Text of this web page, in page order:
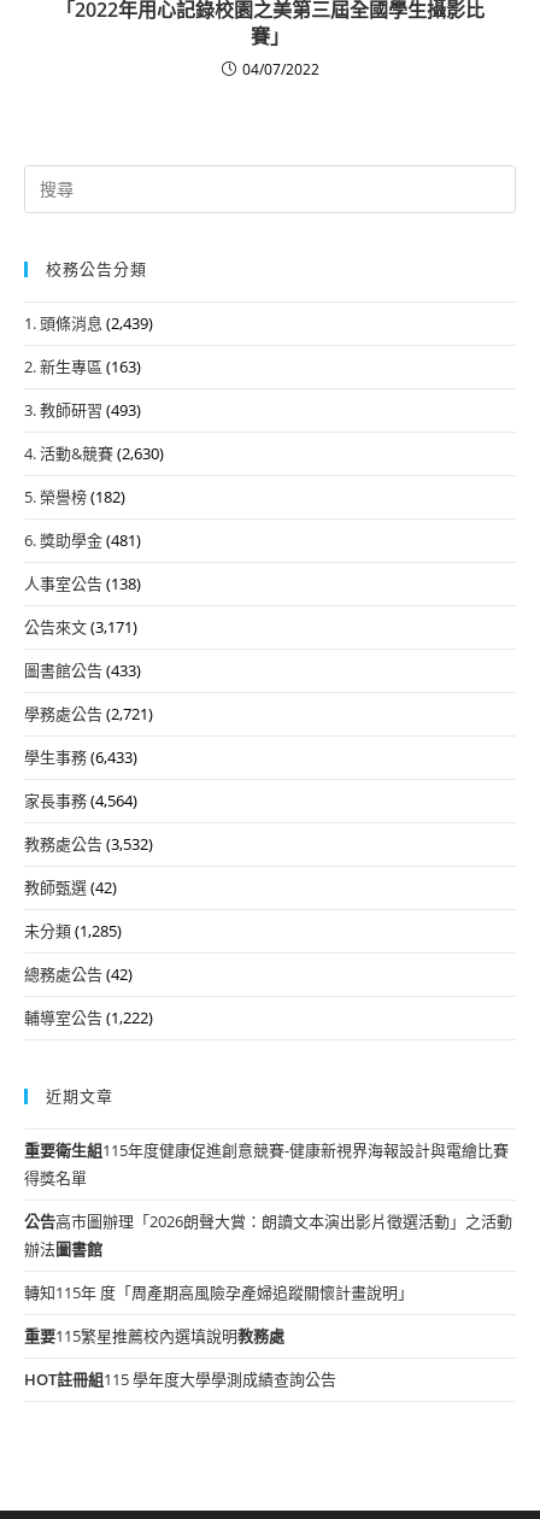
「2022年用心記錄校園之美第三屆全國學生攝影比
賽」
04/07/2022
Search
for:
校務公告分類
1. 頭條消息 (2,439)
2. 新生專區 (163)
3. 教師研習 (493)
4. 活動&競賽(2,630)
5. 榮譽榜(182)
6. 獎助學金(481)
人事室公告(138)
公告來文(3,171)
圖書館公告(433)
學務處公告(2,721)
學生事務(6,433)
家長事務(4,564)
教務處公告(3,532)
教師甄選(42)
未分類(1,285)
總務處公告(42)
輔導室公告(1,222)
近期文章
重要衛生組115年度健康促進創意競賽-健康新視界海報設計與電繪比賽
得獎名單
公告高市圖辦理「2026朗聲大賞：朗讀文本演出影片徵選活動」之活動
辦法圖書館
轉知115年 度「周產期高風險孕產婦追蹤關懷計畫說明」
重要115繁星推薦校內選填說明教務處
HOT註冊組115 學年度大學學測成績查詢公告